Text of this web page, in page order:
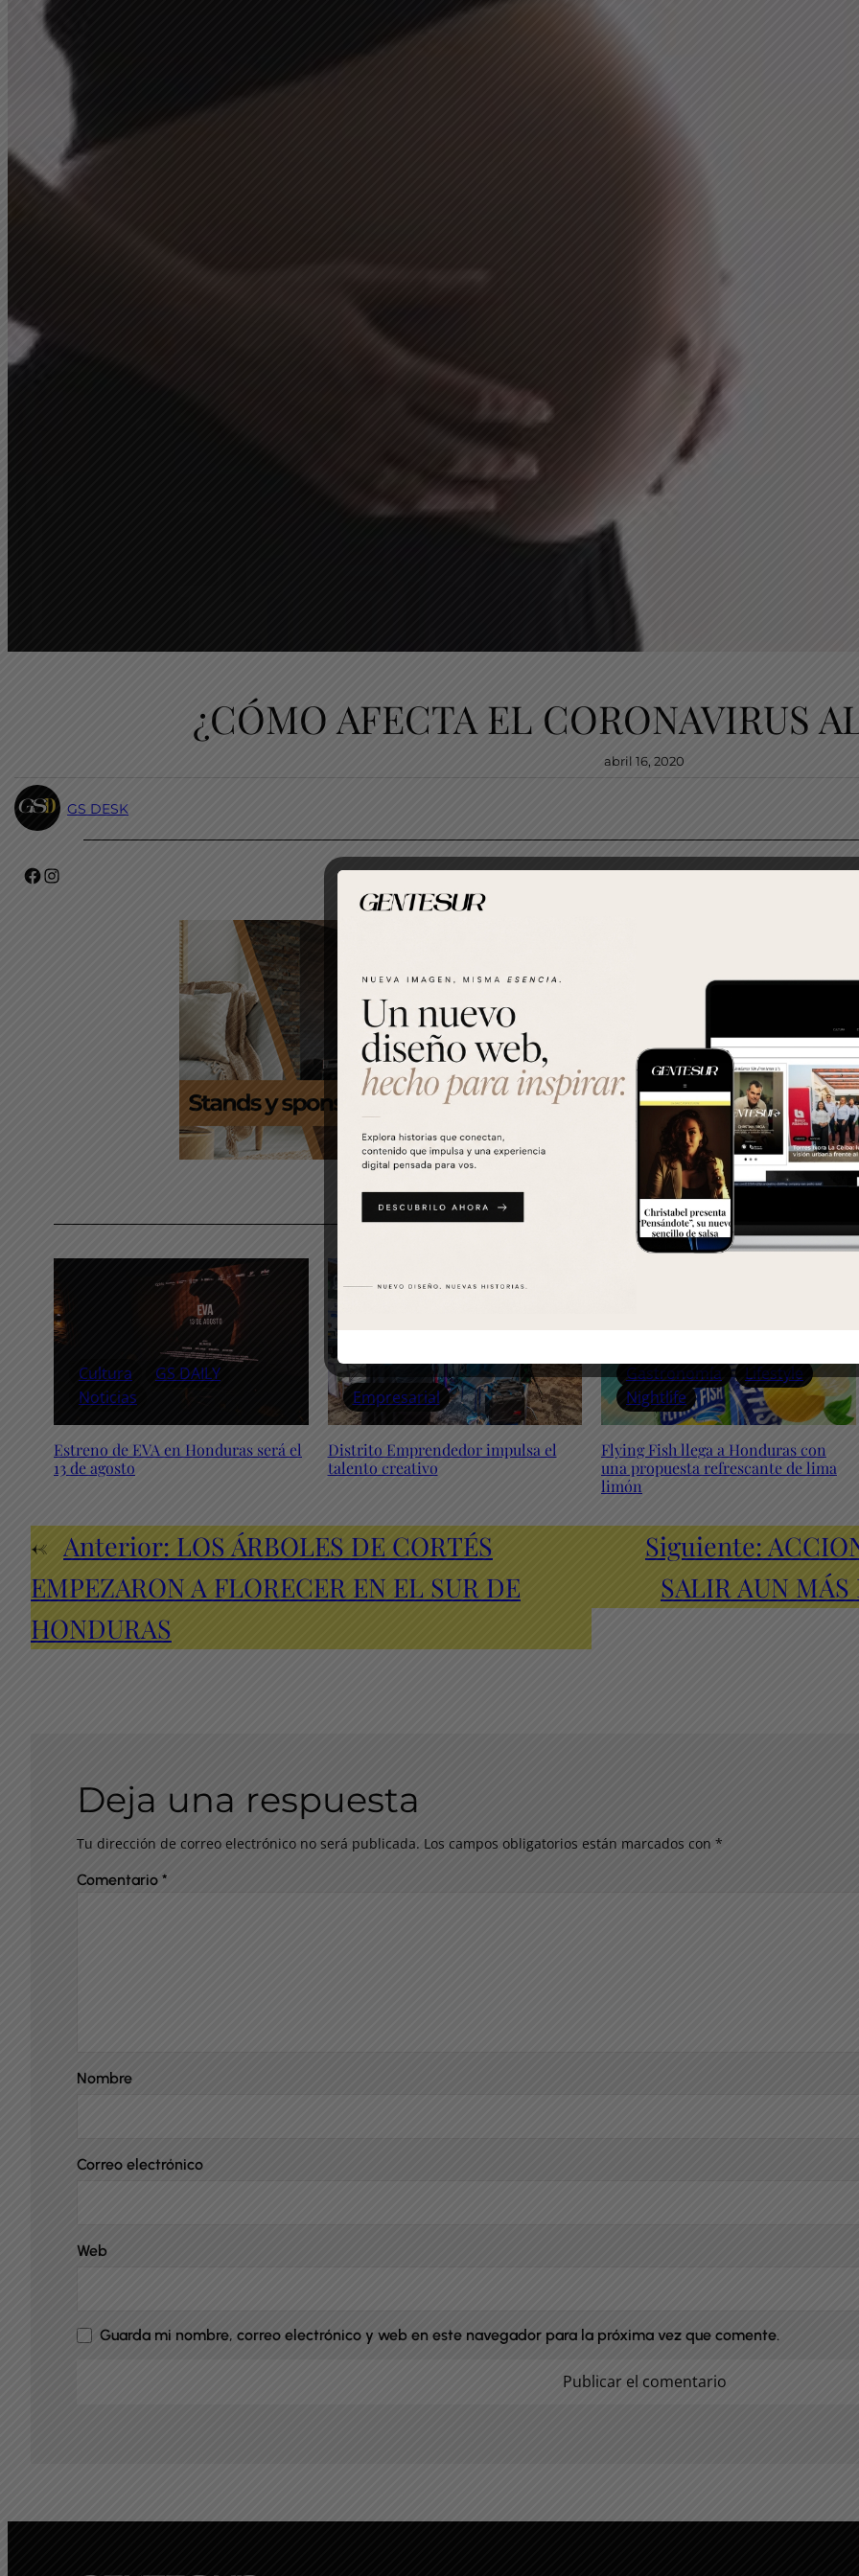
¿CÓMO AFECTA EL CORONAVIRUS
abril 16, 2020
GS DESK
Facebook Instagram
Publicaciones
Cultura
GS DAILY
Noticias
Estreno de EVA en Honduras será el
13 de agosto
Empresarial
Distrito Emprendedor impulsa el
talento creativo
Gastronomía
Lifestyle
Nightlife
Flying Fish llega a Honduras con
una propuesta refrescante de lima
limón
← Anterior: LOS ÁRBOLES DE CORTÉS
EMPEZARON A FLORECER EN EL SUR DE
HONDURAS
Siguiente:
SALIR AUN
Deja una respuesta
Tu dirección de correo electrónico no será publicada. Los campos obligatorios están marcados con *
Comentario *
Nombre
Correo electrónico
Web
Guarda mi nombre, correo electrónico y web en este navegador para la próxima vez que comente.